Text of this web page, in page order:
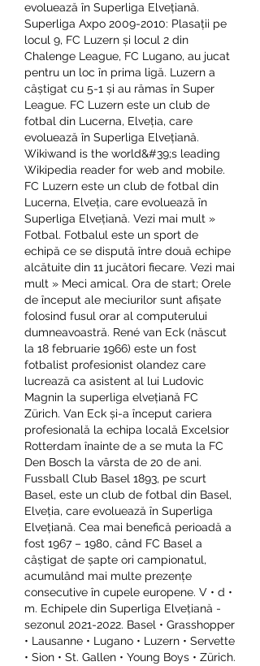
evoluează în Superliga Elvețiană.
Superliga Axpo 2009-2010: Plasații pe
locul 9, FC Luzern și locul 2 din
Chalenge League, FC Lugano, au jucat
pentru un loc în prima ligă. Luzern a
câștigat cu 5-1 și au rămas în Super
League. FC Luzern este un club de
fotbal din Lucerna, Elveția, care
evoluează în Superliga Elvețiană.
Wikiwand is the world&#39;s leading
Wikipedia reader for web and mobile.
FC Luzern este un club de fotbal din
Lucerna, Elveția, care evoluează în
Superliga Elvețiană. Vezi mai mult »
Fotbal. Fotbalul este un sport de
echipă ce se dispută între două echipe
alcătuite din 11 jucători fiecare. Vezi mai
mult » Meci amical. Ora de start; Orele
de început ale meciurilor sunt afișate
folosind fusul orar al computerului
dumneavoastră. René van Eck (născut
la 18 februarie 1966) este un fost
fotbalist profesionist olandez care
lucrează ca asistent al lui Ludovic
Magnin la superliga elvețiană FC
Zürich. Van Eck și-a început cariera
profesională la echipa locală Excelsior
Rotterdam înainte de a se muta la FC
Den Bosch la vârsta de 20 de ani.
Fussball Club Basel 1893, pe scurt
Basel, este un club de fotbal din Basel,
Elveția, care evoluează în Superliga
Elvețiană. Cea mai benefică perioadă a
fost 1967 – 1980, când FC Basel a
câștigat de șapte ori campionatul,
acumulând mai multe prezențe
consecutive în cupele europene. V • d •
m. Echipele din Superliga Elvețiană -
sezonul 2021-2022. Basel • Grasshopper
• Lausanne • Lugano • Luzern • Servette
• Sion • St. Gallen • Young Boys • Zürich.